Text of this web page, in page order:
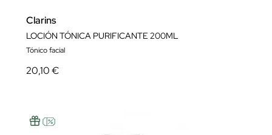
Clarins
LOCIÓN TÓNICA PURIFICANTE 200ML
Tónico facial
20,10 €